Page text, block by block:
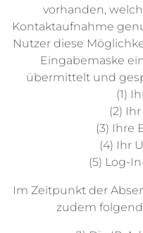
vorhanden,
Kontaktaufnahme
Nutzer diese
Eingabemaske
übermittelt und
(1)
(2)
(3) Ihre
(4) Ihr
(5) Log-
Im Zeitpunkt der
zudem